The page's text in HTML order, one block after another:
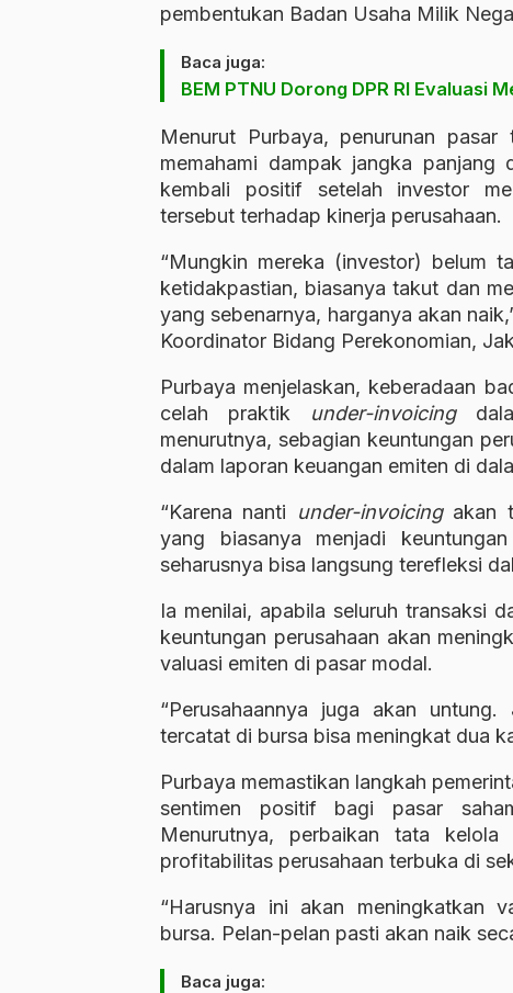
pembentukan Badan Usaha Milik
Baca juga:
BEM PTNU Dorong DPR RI Evaluasi
Menurut Purbaya, penurunan
memahami dampak jangka
kembali positif setelah investor
tersebut terhadap kinerja perusahaan.
“Mungkin mereka (investor) belum
ketidakpastian, biasanya takut dan
yang sebenarnya, harganya akan
Koordinator Bidang Perekonomian,
Purbaya menjelaskan, keberadaan
celah praktik under-invoicing
menurutnya, sebagian keuntungan
dalam laporan keuangan emiten di
“Karena nanti
under-invoicingakan
yang biasanya menjadi
seharusnya bisa langsung terefleksi
Ia menilai, apabila seluruh transaksi
keuntungan perusahaan akan
valuasi emiten di pasar modal.
“Perusahaannya juga akan
tercatat di bursa bisa meningkat dua
Purbaya memastikan langkah
sentimen positif bagi pasar
Menurutnya, perbaikan tata
profitabilitas perusahaan terbuka di
“Harusnya ini akan meningkatkan
bursa. Pelan-pelan pasti akan naik
Baca juga: